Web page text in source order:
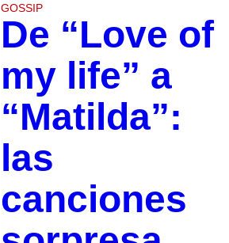
GOSSIP
De “Love of
my life” a
“Matilda”:
las
canciones